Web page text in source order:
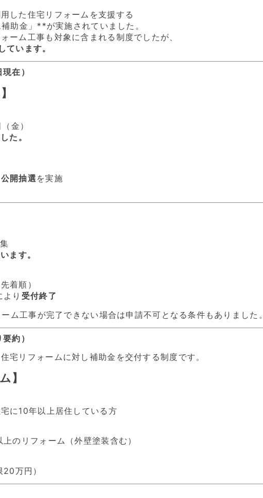
した住宅リフォームを支援する
助金」**が実施されていました。
ーム工事も対象に含まれる制度でしたが、
ています。
在）
金）
た。
公開抽選を実施
ます。
着順）
り 受付終了
ム工事が完了できない場合は申請不可となる条件もありました。
約）
宅リフォームに対し補助金を交付する制度です。
】
に10年以上居住している方
のリフォーム（外壁塗装含む）
万円）